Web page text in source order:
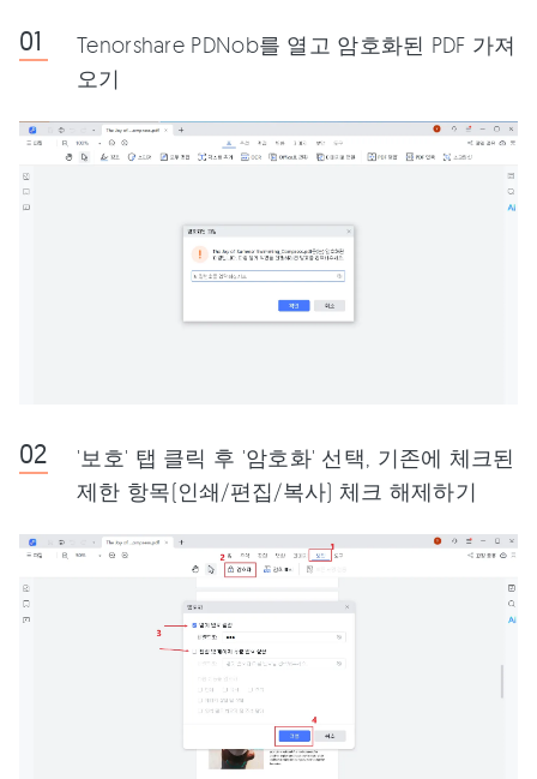
Tenorshare PDNob를 열고 암호화된 PDF 가져
오기
'보호' 탭 클릭 후 '암호화' 선택, 기존에 체크된
제한 항목(인쇄/편집/복사) 체크 해제하기